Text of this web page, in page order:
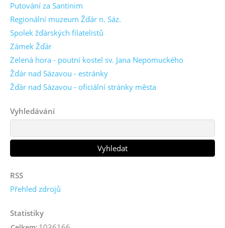
Putování za Santinim
Regionální muzeum Žďár n. Sáz.
Spolek žďárských filatelistů
Zámek Žďár
Zelená hora - poutní kostel sv. Jana Nepomuckého
Žďár nad Sázavou - estránky
Žďár nad Sázavou - oficiální stránky města
Vyhledávání
RSS
Přehled zdrojů
Statistiky